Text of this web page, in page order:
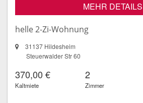
MEHR DETAILS
helle 2-Zi-Wohnung
31137 Hildesheim
Steuerwalder Str 60
370,00 €
Kaltmiete
2
Zimmer